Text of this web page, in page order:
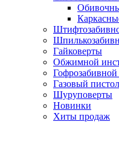
Гайковерты
Обжимной
Газовый
Шуруповерты
Новинки
Хиты продаж